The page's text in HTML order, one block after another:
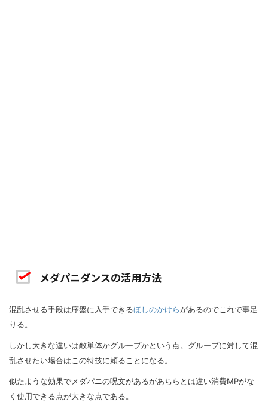
メダパニダンスの活用方法
混乱させる手段は序盤に入手できるほしのかけらがあるのでこれで事足
りる。
しかし大きな違いは敵単体かグループかという点。グループに対して混
乱させたい場合はこの特技に頼ることになる。
似たような効果でメダパニの呪文があるがあちらとは違い消費MPがな
く使用できる点が大きな点である。